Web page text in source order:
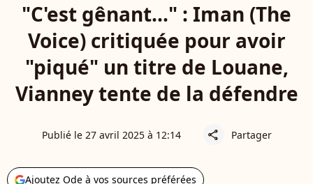
"C'est gênant..." : Iman (The
Voice) critiquée pour avoir
"piqué" un titre de Louane,
Vianney tente de la défendre
Publié le 27 avril 2025 à 12:14 share Partager
Ajoutez Ode à vos sources préférées